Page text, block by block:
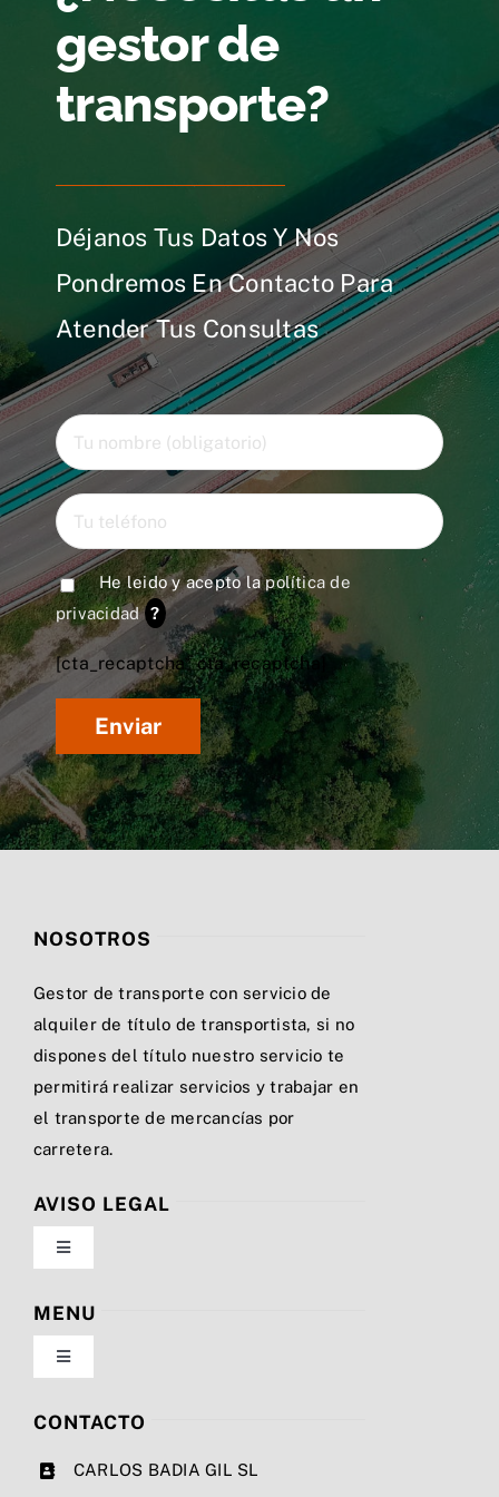
gestor de
transporte?
Déjanos Tus Datos Y Nos
Pondremos En Contacto Para
Atender Tus Consultas
He leido y acepto lapolítica de
privacidad ?
[cta_recaptcha* cta_recaptcha]
NOSOTROS
Gestor de transporte con servicio de
alquiler de título de transportista, si no
dispones del título nuestro servicio te
permitirá realizar servicios y trabajar en
el transporte de mercancías por
carretera.
AVISO LEGAL
Toggle
Navigation
Política de privacidad
Condiciones de uso
MENU
Toggle
Navigation
Nosotros
CONTACTO
CARLOS BADIA GIL SL